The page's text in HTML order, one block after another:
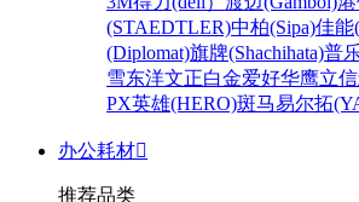
(STAEDTLER)中柏(Sipa)佳能
(Diplomat)旗牌(Shachihata)普
雪东洋文正白金爱好华鹰立信
PX英雄(HERO)斑马易尔拓
办公耗材
推荐品类